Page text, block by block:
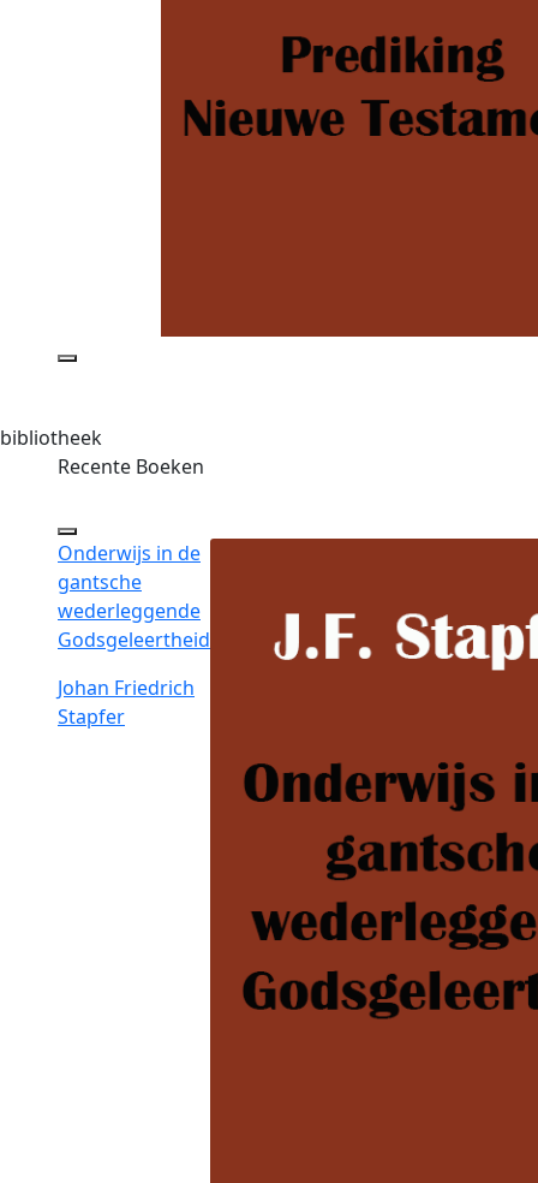
bibliotheek
Recente Boeken
Onderwijs in de
gantsche
wederleggende
Godsgeleertheid
Johan Friedrich
Stapfer